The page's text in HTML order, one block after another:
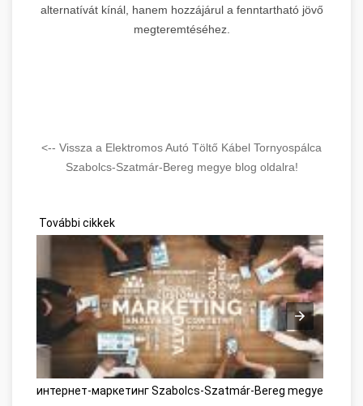
alternatívát kínál, hanem hozzájárul a fenntartható jövő
megteremtéséhez.
<-- Vissza a Elektromos Autó Töltő Kábel Tornyospálca
Szabolcs-Szatmár-Bereg megye blog oldalra!
További cikkek
интернет-маркетинг Szabolcs-Szatmár-Bereg megye